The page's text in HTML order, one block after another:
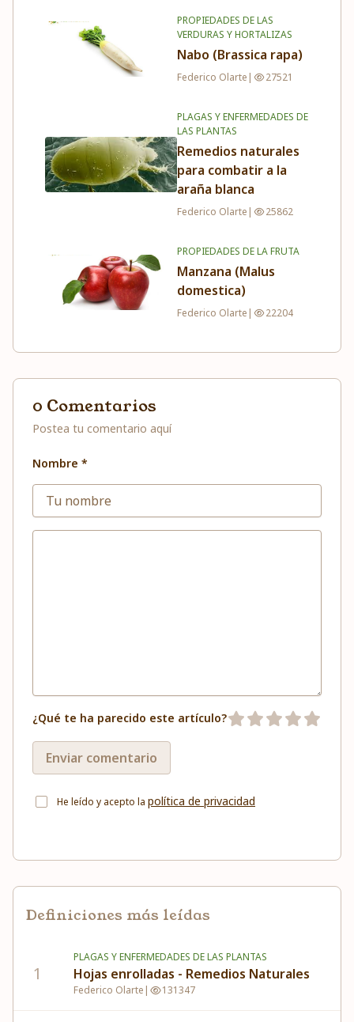
PROPIEDADES DE LAS
VERDURAS Y HORTALIZAS
Nabo (Brassica rapa)
Federico Olarte | 27521
PLAGAS Y ENFERMEDADES DE
LAS PLANTAS
Remedios naturales
para combatir a la
araña blanca
Federico Olarte | 25862
PROPIEDADES DE LA FRUTA
Manzana (Malus
domestica)
Federico Olarte | 22204
0 Comentarios
Postea tu comentario aquí
Nombre *
¿Qué te ha parecido este artículo?
Enviar comentario
He leído y acepto la política de privacidad
Definiciones más leídas
1
PLAGAS Y ENFERMEDADES DE LAS PLANTAS
Hojas enrolladas - Remedios Naturales
Federico Olarte | 131347